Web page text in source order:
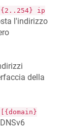
{2..254} ip
l'indirizzo
della